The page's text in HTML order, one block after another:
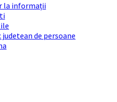
la informații
de persoane